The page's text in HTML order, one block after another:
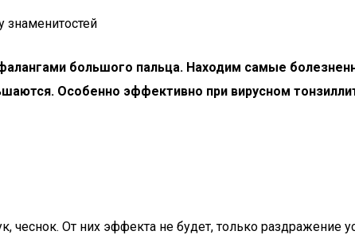
большого пальца. Находим самые
Особенно эффективно при вирусном
чеснок. От них эффекта не будет, только раздражение